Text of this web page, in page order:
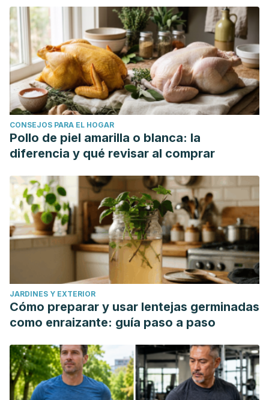
CONSEJOS PARA EL HOGAR
Pollo de piel amarilla o blanca: la
diferencia y qué revisar al comprar
JARDINES Y EXTERIOR
Cómo preparar y usar lentejas germinadas
como enraizante: guía paso a paso